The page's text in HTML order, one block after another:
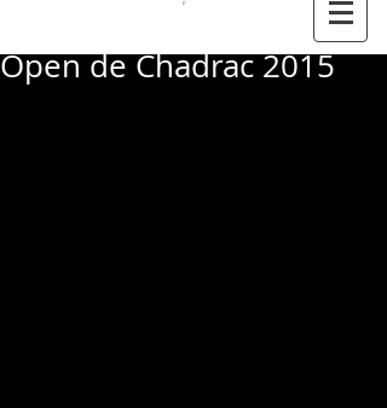
Open de Chadrac 2015